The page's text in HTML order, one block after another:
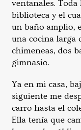
ventanales.
biblioteca y el
un baño amplio,
una cocina larga
chimeneas, dos
gimnasio.
Ya en mi casa,
siguiente me
carro hasta el
Ella tenía que